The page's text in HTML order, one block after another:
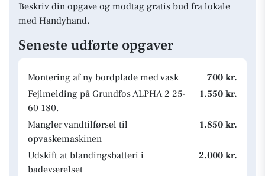
Beskriv din opgave og modtag gratis bud fra lokale
med Handyhand.
Seneste udførte opgaver
Montering af ny bordplade med vask
700 kr.
Fejlmelding på Grundfos ALPHA 2 25-
60 180.
1.550 kr.
Mangler vandtilførsel til
opvaskemaskinen
1.850 kr.
Udskift at blandingsbatteri i
badeværelset
2.000 kr.